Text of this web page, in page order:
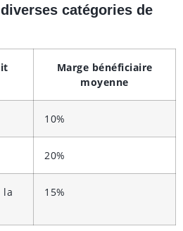
catégories de
Marge bénéficiaire
moyenne
10%
20%
la
15%